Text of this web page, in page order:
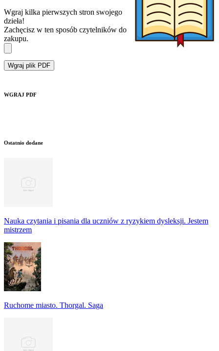
Wgraj kilka pierwszych stron swojego
dzieła!
Zachęcisz w ten sposób czytelników do
zakupu.
Wgraj plik PDF
WGRAJ PDF
Ostatnio dodane
Nauka czytania i pisania dla uczniów z ryzykiem dysleksji. Jestem
mistrzem
Ruchome miasto. Thorgal. Saga